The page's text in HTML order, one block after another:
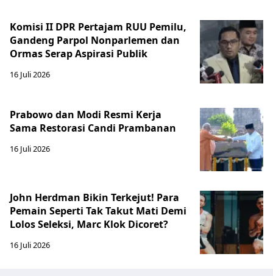
Komisi II DPR Pertajam RUU Pemilu,
Gandeng Parpol Nonparlemen dan
Ormas Serap Aspirasi Publik
16 Juli 2026
Prabowo dan Modi Resmi Kerja
Sama Restorasi Candi Prambanan
16 Juli 2026
John Herdman Bikin Terkejut! Para
Pemain Seperti Tak Takut Mati Demi
Lolos Seleksi, Marc Klok Dicoret?
16 Juli 2026